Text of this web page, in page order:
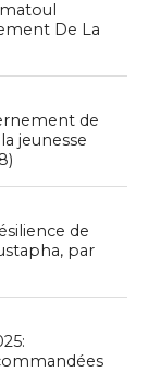
De La
de
jeunesse
de
par